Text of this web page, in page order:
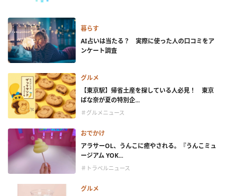
暮らす
AI占いは当たる？ 実際に使った人の口コミをア
ンケート調査
グルメ
【東京駅】帰省土産を探している人必見！ 東京
ばな奈が夏の特別企...
＃グルメニュース
おでかけ
アラサーOL、うんこに癒やされる。『うんこミュ
ージアム YOK...
＃トラベルニュース
グルメ